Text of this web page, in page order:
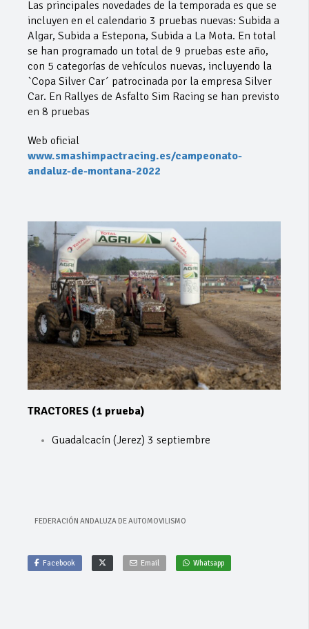
Las principales novedades de la temporada es que se
incluyen en el calendario 3 pruebas nuevas: Subida a
Algar, Subida a Estepona, Subida a La Mota. En total
se han programado un total de 9 pruebas este año,
con 5 categorías de vehículos nuevas, incluyendo la
`Copa Silver Car´ patrocinada por la empresa Silver
Car. En Rallyes de Asfalto Sim Racing se han previsto
en 8 pruebas
Web oficial
www.smashimpactracing.es/campeonato-
andaluz-de-montana-2022
TRACTORES (1 prueba)
Guadalcacín (Jerez) 3 septiembre
FEDERACIÓN ANDALUZA DE AUTOMOVILISMO
Facebook Email Whatsapp